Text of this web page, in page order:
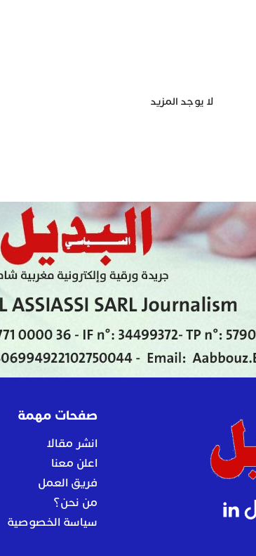
لا يوجد المزيد
صفحات مهمة
انشر مقالا
اعلن معنا
فريق العمل
من نحن؟
سياسة الخصوصية